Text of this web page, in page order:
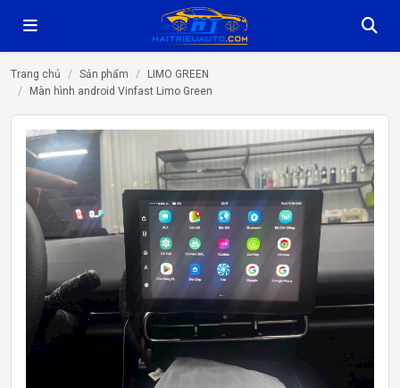
Trang chủ Sản phẩm
LIMO GREEN
Màn hình android Vinfast Limo Green